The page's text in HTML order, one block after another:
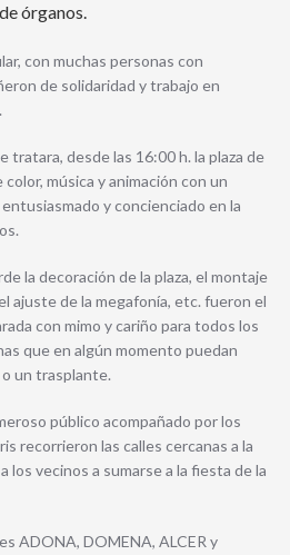
órganos.
con muchas personas con
de solidaridad y trabajo en
tratara, desde las 16:00 h. la plaza de
música y animación con un
y concienciado en la
la decoración de la plaza, el montaje
ajuste de la megafonía, etc. fueron el
con mimo y cariño para todos los
que en algún momento puedan
un trasplante.
público acompañado por los
recorrieron las calles cercanas a la
los vecinos a sumarse a la fiesta de la
ADONA, DOMENA, ALCER y